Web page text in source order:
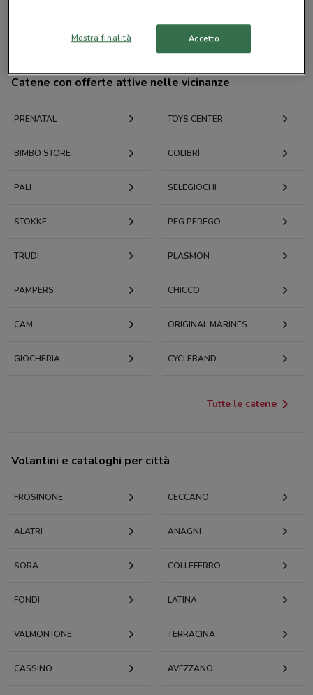
Tutti i negozi Selegiochi
Catene con offerte attive nelle vicinanze
PRENATAL TOYS CENTER
BIMBO STORE COLIBRÌ
PALI SELEGIOCHI
STOKKE PEG PEREGO
TRUDI PLASMON
PAMPERS CHICCO
CAM ORIGINAL MARINES
GIOCHERIA CYCLEBAND
Tutte le catene
Volantini e cataloghi per città
FROSINONE CECCANO
ALATRI ANAGNI
SORA COLLEFERRO
FONDI LATINA
VALMONTONE TERRACINA
CASSINO AVEZZANO
Mostra finalità Accetto